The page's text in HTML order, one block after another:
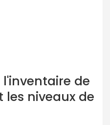
l'inventaire de
niveaux de